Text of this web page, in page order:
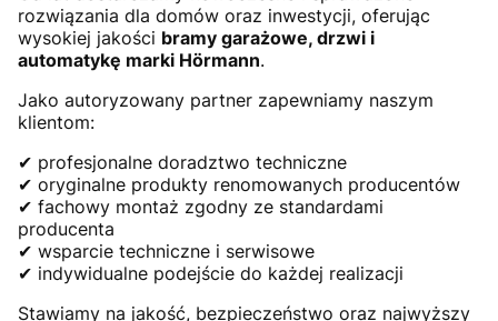
rozwiązania dla domów oraz inwestycji, oferując
wysokiej jakości bramy garażowe, drzwi i
automatykę marki Hörmann.
Jako autoryzowany partner zapewniamy naszym
klientom:
✔ profesjonalne doradztwo techniczne
✔ oryginalne produkty renomowanych producentów
✔ fachowy montaż zgodny ze standardami
producenta
✔ wsparcie techniczne i serwisowe
✔ indywidualne podejście do każdej realizacji
Stawiamy na jakość, bezpieczeństwo oraz najwyższy